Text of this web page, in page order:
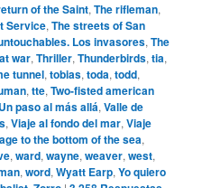
of the Saint,The rifleman,
Service,The streets of San
Los invasores,The
war,Thriller,Thunderbirds,tia,
tunnel,tobias,toda,todd,
,tte,Two-fisted american
Un paso al más allá,Valle de
,Viaje al fondo del mar,Viaje
to the bottom of the sea,
,ward,wayne,weaver,west,
,word,Wyatt Earp,Yo quiero